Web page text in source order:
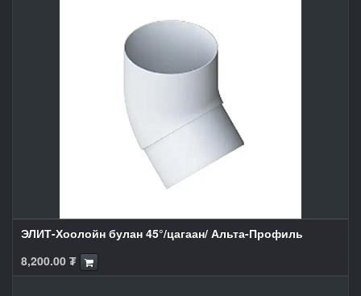
ЭЛИТ-Хоолойн булан 45°/цагаан/ Альта-Профиль
8,200.00 ₮